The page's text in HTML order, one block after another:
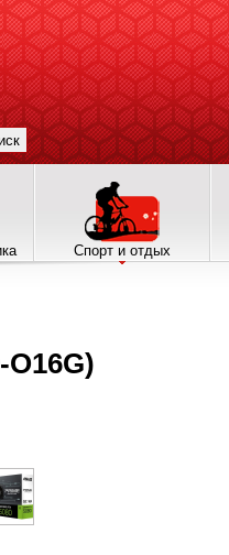
Спорт и отдых